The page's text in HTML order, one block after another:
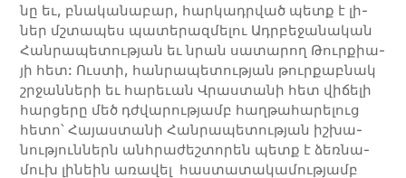
նը եւ, բնա­­կա­­նա­­բար, հար­­կադր­ված պետք է լի­­
ներ մշտա­­պես պա­­տե­­րազ­­մե­­լու Ադր­բե­­ջա­­նա­­կան
Հան­­րա­­պե­­տու­­թյան եւ նրան սա­­տա­­րող Թուր­­քիա­­
յի հետ: Ուս­­տի, հան­­րա­­պե­­տու­­թյան թուր­­քաբ­­նակ
շրջան­­նե­­րի եւ հա­­րեւան Վրաս­­տա­­նի հետ վի­­ճե­­լի
հար­­ցե­­րը մեծ դժվա­­րու­­թյամբ հաղ­­թա­­հա­­րե­­լուց
հե­­տո՝ Հա­­յաս­­տա­­նի Հան­րա­պե­տու­թյան իշ­­խա­­
նու­­թյուն­­ներն անհ­րա­­ժեշ­­տո­­րեն պետք է ձեռ­­նա­­
մուխ լի­­նեին ա­­ռա­­վել հաս­­տա­­տա­­կա­­մու­­թյամբ